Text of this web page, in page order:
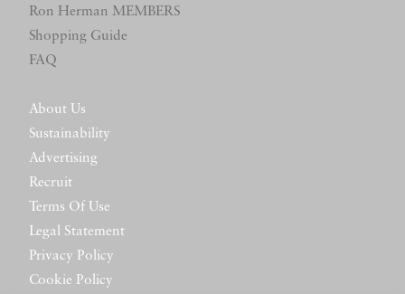
Ron Herman MEMBERS
Shopping Guide
FAQ
About Us
Sustainability
Advertising
Recruit
Terms Of Use
Legal Statement
Privacy Policy
Cookie Policy